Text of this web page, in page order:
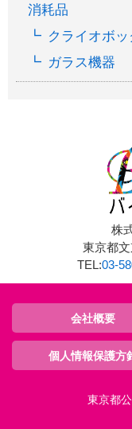
消耗品
クライオボッ
ガラス機器
株
東京都
TEL:03-
会社概要
個人情報保護方
東京都